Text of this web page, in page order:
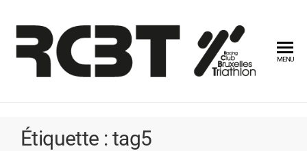
MENU
Étiquette : tag5